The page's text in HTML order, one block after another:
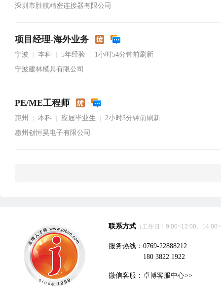
深圳市胜航精密连接器有限公司
项目经理-海外业务
宁波 本科 5年经验
1小时54分钟前刷新
宁波建林模具有限公司
PE/ME工程师
惠州 本科 应届毕业生
2小时3分钟前刷新
惠州创恒昊电子有限公司
联系方式 （工作日：9:00~12:00、
服务热线：0769-22888212
180 3822 1922
微信客服： 卓博客服中心>>